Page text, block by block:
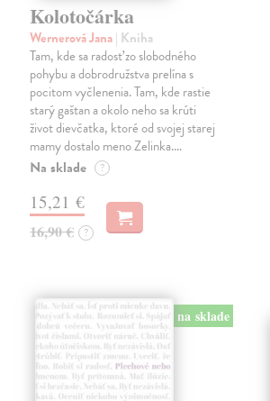
Kolotočárka
Wernerová Jana| Kniha
Tam, kde sa radosť zo slobodného
pohybu a dobrodružstva prelína s
pocitom vyčlenenia. Tam, kde rastie
starý gaštan a okolo neho sa krúti
život dievčatka, ktoré od svojej starej
mamy dostalo meno Zelinka.…
Na sklade ?
15,21 €
16,90 € ?
na sklade